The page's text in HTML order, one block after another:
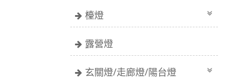
檯燈
露營燈
玄關燈/走廊燈/陽台燈